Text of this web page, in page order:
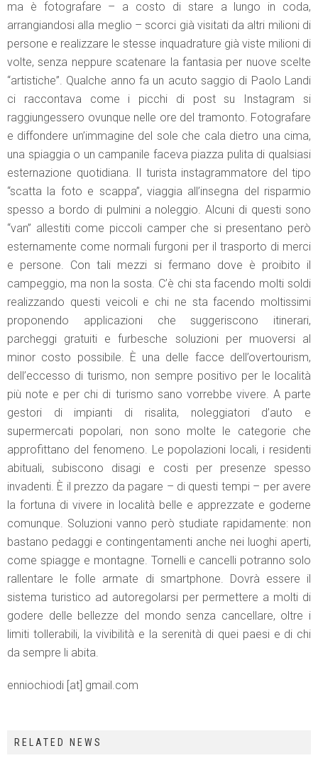
ma è fotografare – a costo di stare a lungo in coda,
arrangiandosi alla meglio – scorci già visitati da altri milioni di
persone e realizzare le stesse inquadrature già viste milioni di
volte, senza neppure scatenare la fantasia per nuove scelte
“artistiche”. Qualche anno fa un acuto saggio di Paolo Landi
ci raccontava come i picchi di post su Instagram si
raggiungessero ovunque nelle ore del tramonto. Fotografare
e diffondere un’immagine del sole che cala dietro una cima,
una spiaggia o un campanile faceva piazza pulita di qualsiasi
esternazione quotidiana. Il turista instagrammatore del tipo
“scatta la foto e scappa”, viaggia all’insegna del risparmio
spesso a bordo di pulmini a noleggio. Alcuni di questi sono
“van” allestiti come piccoli camper che si presentano però
esternamente come normali furgoni per il trasporto di merci
e persone. Con tali mezzi si fermano dove è proibito il
campeggio, ma non la sosta. C’è chi sta facendo molti soldi
realizzando questi veicoli e chi ne sta facendo moltissimi
proponendo applicazioni che suggeriscono itinerari,
parcheggi gratuiti e furbesche soluzioni per muoversi al
minor costo possibile. È una delle facce dell’overtourism,
dell’eccesso di turismo, non sempre positivo per le località
più note e per chi di turismo sano vorrebbe vivere. A parte
gestori di impianti di risalita, noleggiatori d’auto e
supermercati popolari, non sono molte le categorie che
approfittano del fenomeno. Le popolazioni locali, i residenti
abituali, subiscono disagi e costi per presenze spesso
invadenti. È il prezzo da pagare – di questi tempi – per avere
la fortuna di vivere in località belle e apprezzate e goderne
comunque. Soluzioni vanno però studiate rapidamente: non
bastano pedaggi e contingentamenti anche nei luoghi aperti,
come spiagge e montagne. Tornelli e cancelli potranno solo
rallentare le folle armate di smartphone. Dovrà essere il
sistema turistico ad autoregolarsi per permettere a molti di
godere delle bellezze del mondo senza cancellare, oltre i
limiti tollerabili, la vivibilità e la serenità di quei paesi e di chi
da sempre li abita.
enniochiodi [at] gmail.com
RELATED NEWS